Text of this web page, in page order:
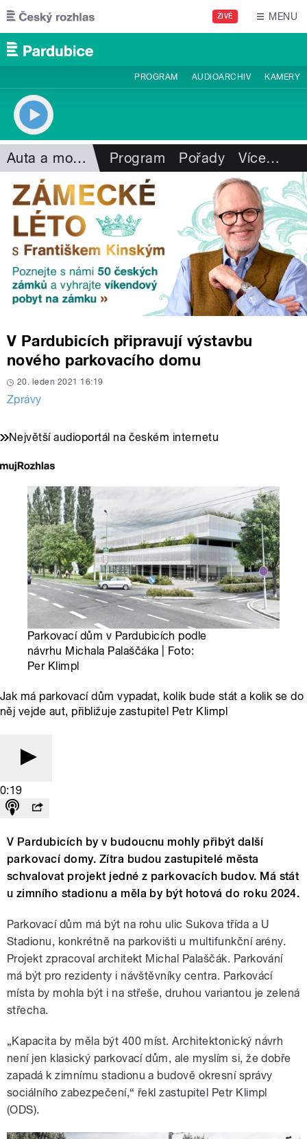
Přejít k hlavnímu obsahu
ŽIVĚ MENU
PROGRAM AUDIOARCHIV KAMERY
Auta a motorismus Program Pořady Více…
V Pardubicích připravují výstavbu
nového parkovacího domu
20. leden 2021 16:19
Zprávy
Největší audioportál na českém internetu
Parkovací dům v Pardubicích podle
návrhu Michala Palaščáka | Foto:
Per Klimpl
Jak má parkovací dům vypadat, kolik bude stát a kolik se do
něj vejde aut, přibližuje zastupitel Petr Klimpl
0:19
V Pardubicích by v budoucnu mohly přibýt další
parkovací domy. Zítra budou zastupitelé města
schvalovat projekt jedné z parkovacích budov. Má stát
u zimního stadionu a měla by být hotová do roku 2024.
Parkovací dům má být na rohu ulic Sukova třída a U
Stadionu, konkrétně na parkovišti u multifunkční arény.
Projekt zpracoval architekt Michal Palaščák. Parkování
má být pro rezidenty i návštěvníky centra. Parkovácí
místa by mohla být i na střeše, druhou variantou je zelená
střecha.
„Kapacita by měla být 400 míst. Architektonický návrh
není jen klasický parkovací dům, ale myslím si, že dobře
zapadá k zimnímu stadionu a budově okresní správy
sociálního zabezpečení,“ řekl zastupitel Petr Klimpl
(ODS).